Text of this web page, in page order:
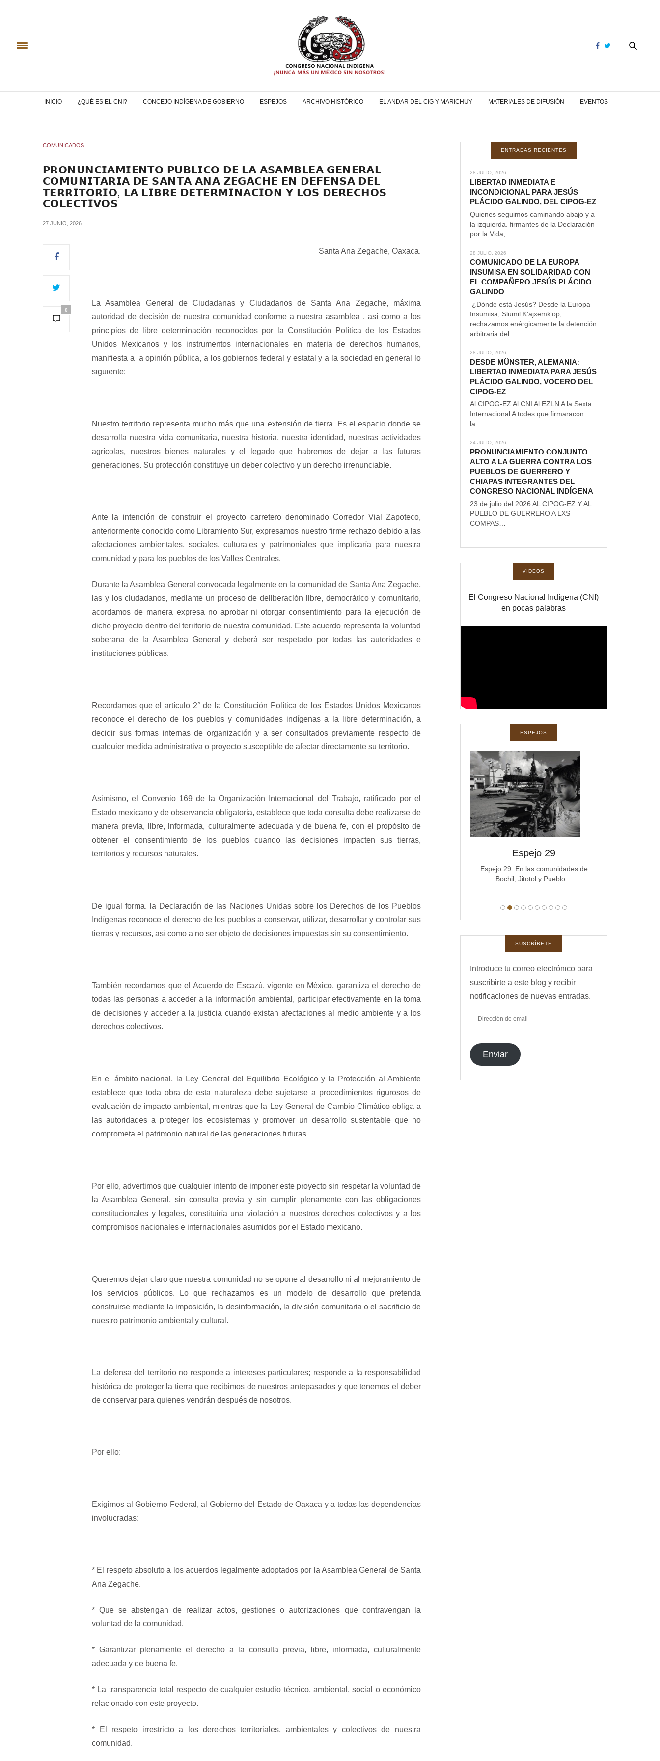
INICIO ¿QUÉ ES EL CNI? CONCEJO INDÍGENA DE GOBIERNO ESPEJOS ARCHIVO HISTÓRICO EL ANDAR DEL CIG Y MARICHUY MATERIALES DE DIFUSIÓN EVENTOS
COMUNICADOS
𝗣𝗥𝗢𝗡𝗨𝗡𝗖𝗜𝗔𝗠𝗜𝗘𝗡𝗧𝗢 𝗣𝗨𝗕𝗟𝗜𝗖𝗢 𝗗𝗘 𝗟𝗔 𝗔𝗦𝗔𝗠𝗕𝗟𝗘𝗔 𝗚𝗘𝗡𝗘𝗥𝗔𝗟
𝗖𝗢𝗠𝗨𝗡𝗜𝗧𝗔𝗥𝗜𝗔 𝗗𝗘 𝗦𝗔𝗡𝗧𝗔 𝗔𝗡𝗔 𝗭𝗘𝗚𝗔𝗖𝗛𝗘 𝗘𝗡 𝗗𝗘𝗙𝗘𝗡𝗦𝗔 𝗗𝗘𝗟
𝗧𝗘𝗥𝗥𝗜𝗧𝗢𝗥𝗜𝗢, 𝗟𝗔 𝗟𝗜𝗕𝗥𝗘 𝗗𝗘𝗧𝗘𝗥𝗠𝗜𝗡𝗔𝗖𝗜𝗢𝗡 𝗬 𝗟𝗢𝗦 𝗗𝗘𝗥𝗘𝗖𝗛𝗢𝗦
𝗖𝗢𝗟𝗘𝗖𝗧𝗜𝗩𝗢𝗦
27 JUNIO, 2026
0
Santa Ana Zegache, Oaxaca.
La Asamblea General de Ciudadanas y Ciudadanos de Santa Ana Zegache, máxima
autoridad de decisión de nuestra comunidad conforme a nuestra asamblea , así como a los
principios de libre determinación reconocidos por la Constitución Política de los Estados
Unidos Mexicanos y los instrumentos internacionales en materia de derechos humanos,
manifiesta a la opinión pública, a los gobiernos federal y estatal y a la sociedad en general lo
siguiente:
Nuestro territorio representa mucho más que una extensión de tierra. Es el espacio donde se
desarrolla nuestra vida comunitaria, nuestra historia, nuestra identidad, nuestras actividades
agrícolas, nuestros bienes naturales y el legado que habremos de dejar a las futuras
generaciones. Su protección constituye un deber colectivo y un derecho irrenunciable.
Ante la intención de construir el proyecto carretero denominado Corredor Vial Zapoteco,
anteriormente conocido como Libramiento Sur, expresamos nuestro firme rechazo debido a las
afectaciones ambientales, sociales, culturales y patrimoniales que implicaría para nuestra
comunidad y para los pueblos de los Valles Centrales.
Durante la Asamblea General convocada legalmente en la comunidad de Santa Ana Zegache,
las y los ciudadanos, mediante un proceso de deliberación libre, democrático y comunitario,
acordamos de manera expresa no aprobar ni otorgar consentimiento para la ejecución de
dicho proyecto dentro del territorio de nuestra comunidad. Este acuerdo representa la voluntad
soberana de la Asamblea General y deberá ser respetado por todas las autoridades e
instituciones públicas.
Recordamos que el artículo 2° de la Constitución Política de los Estados Unidos Mexicanos
reconoce el derecho de los pueblos y comunidades indígenas a la libre determinación, a
decidir sus formas internas de organización y a ser consultados previamente respecto de
cualquier medida administrativa o proyecto susceptible de afectar directamente su territorio.
Asimismo, el Convenio 169 de la Organización Internacional del Trabajo, ratificado por el
Estado mexicano y de observancia obligatoria, establece que toda consulta debe realizarse de
manera previa, libre, informada, culturalmente adecuada y de buena fe, con el propósito de
obtener el consentimiento de los pueblos cuando las decisiones impacten sus tierras,
territorios y recursos naturales.
De igual forma, la Declaración de las Naciones Unidas sobre los Derechos de los Pueblos
Indígenas reconoce el derecho de los pueblos a conservar, utilizar, desarrollar y controlar sus
tierras y recursos, así como a no ser objeto de decisiones impuestas sin su consentimiento.
También recordamos que el Acuerdo de Escazú, vigente en México, garantiza el derecho de
todas las personas a acceder a la información ambiental, participar efectivamente en la toma
de decisiones y acceder a la justicia cuando existan afectaciones al medio ambiente y a los
derechos colectivos.
En el ámbito nacional, la Ley General del Equilibrio Ecológico y la Protección al Ambiente
establece que toda obra de esta naturaleza debe sujetarse a procedimientos rigurosos de
evaluación de impacto ambiental, mientras que la Ley General de Cambio Climático obliga a
las autoridades a proteger los ecosistemas y promover un desarrollo sustentable que no
comprometa el patrimonio natural de las generaciones futuras.
Por ello, advertimos que cualquier intento de imponer este proyecto sin respetar la voluntad de
la Asamblea General, sin consulta previa y sin cumplir plenamente con las obligaciones
constitucionales y legales, constituiría una violación a nuestros derechos colectivos y a los
compromisos nacionales e internacionales asumidos por el Estado mexicano.
Queremos dejar claro que nuestra comunidad no se opone al desarrollo ni al mejoramiento de
los servicios públicos. Lo que rechazamos es un modelo de desarrollo que pretenda
construirse mediante la imposición, la desinformación, la división comunitaria o el sacrificio de
nuestro patrimonio ambiental y cultural.
La defensa del territorio no responde a intereses particulares; responde a la responsabilidad
histórica de proteger la tierra que recibimos de nuestros antepasados y que tenemos el deber
de conservar para quienes vendrán después de nosotros.
Por ello:
Exigimos al Gobierno Federal, al Gobierno del Estado de Oaxaca y a todas las dependencias
involucradas:
* El respeto absoluto a los acuerdos legalmente adoptados por la Asamblea General de Santa
Ana Zegache.
* Que se abstengan de realizar actos, gestiones o autorizaciones que contravengan la
voluntad de la comunidad.
* Garantizar plenamente el derecho a la consulta previa, libre, informada, culturalmente
adecuada y de buena fe.
* La transparencia total respecto de cualquier estudio técnico, ambiental, social o económico
relacionado con este proyecto.
* El respeto irrestricto a los derechos territoriales, ambientales y colectivos de nuestra
comunidad.
ENTRADAS RECIENTES
28 JULIO, 2026
LIBERTAD INMEDIATA E
INCONDICIONAL PARA JESÚS
PLÁCIDO GALINDO, DEL CIPOG-EZ
Quienes seguimos caminando abajo y a
la izquierda, firmantes de la Declaración
por la Vida,…
28 JULIO, 2026
COMUNICADO DE LA EUROPA
INSUMISA EN SOLIDARIDAD CON
EL COMPAÑERO JESÚS PLÁCIDO
GALINDO
¿Dónde está Jesús? Desde la Europa
Insumisa, Slumil K’ajxemk’op,
rechazamos enérgicamente la detención
arbitraria del…
28 JULIO, 2026
DESDE MÜNSTER, ALEMANIA:
LIBERTAD INMEDIATA PARA JESÚS
PLÁCIDO GALINDO, VOCERO DEL
CIPOG-EZ
Al CIPOG-EZ Al CNI Al EZLN A la Sexta
Internacional A todes que firmaracon
la…
24 JULIO, 2026
PRONUNCIAMIENTO CONJUNTO
ALTO A LA GUERRA CONTRA LOS
PUEBLOS DE GUERRERO Y
CHIAPAS INTEGRANTES DEL
CONGRESO NACIONAL INDÍGENA
23 de julio del 2026 AL CIPOG-EZ Y AL
PUEBLO DE GUERRERO A LXS
COMPAS…
VIDEOS
El Congreso Nacional Indígena (CNI)
en pocas palabras
ESPEJOS
Espejo 29
Espejo 29: En las comunidades de
Bochil, Jitotol y Pueblo…
SUSCRÍBETE
Introduce tu correo electrónico para
suscribirte a este blog y recibir
notificaciones de nuevas entradas.
EMAIL
Enviar